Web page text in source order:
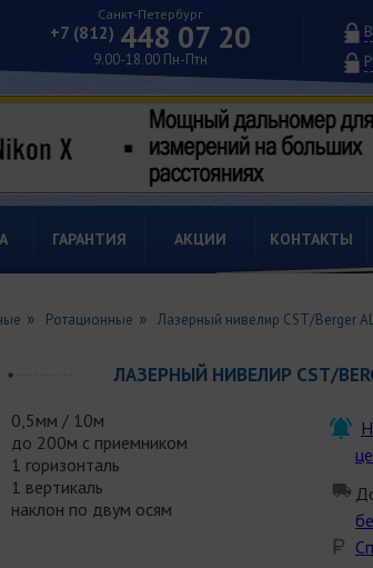
Санкт-Петербург
+7 (812) 448 07 20
9.00-18.00 Пн-Птн
ГАРАНТИЯ АКЦИИ КОНТАКТЫ
Ротационные Лазерный нивелир CST/Berger
ЛАЗЕРНЫЙ НИВЕЛИР CST/
0,5мм / 10м
до 200м с приемником
1 горизонталь
1 вертикаль
наклон по двум осям